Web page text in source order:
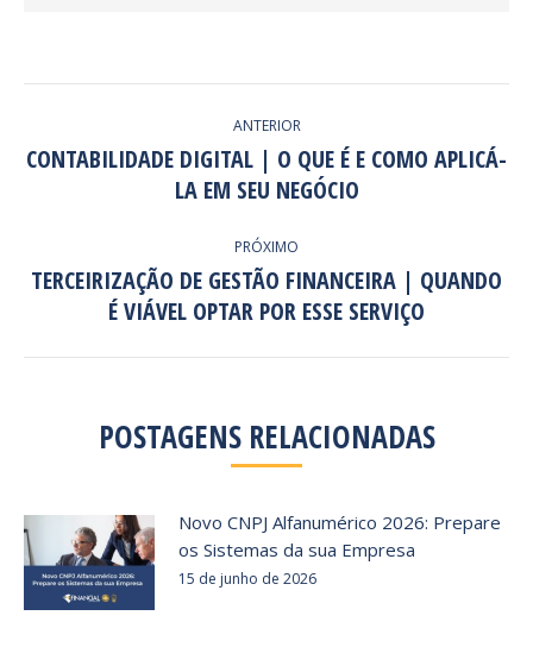
DE
ANTERIOR
Post
anterior:
CONTABILIDADE DIGITAL | O QUE É E COMO APLICÁ-
LA EM SEU NEGÓCIO
PRÓXIMO
Próximo
post:
TERCEIRIZAÇÃO DE GESTÃO FINANCEIRA | QUANDO
É VIÁVEL OPTAR POR ESSE SERVIÇO
POSTAGENS RELACIONADAS
Novo CNPJ Alfanumérico 2026: Prepare
os Sistemas da sua Empresa
15 de junho de 2026